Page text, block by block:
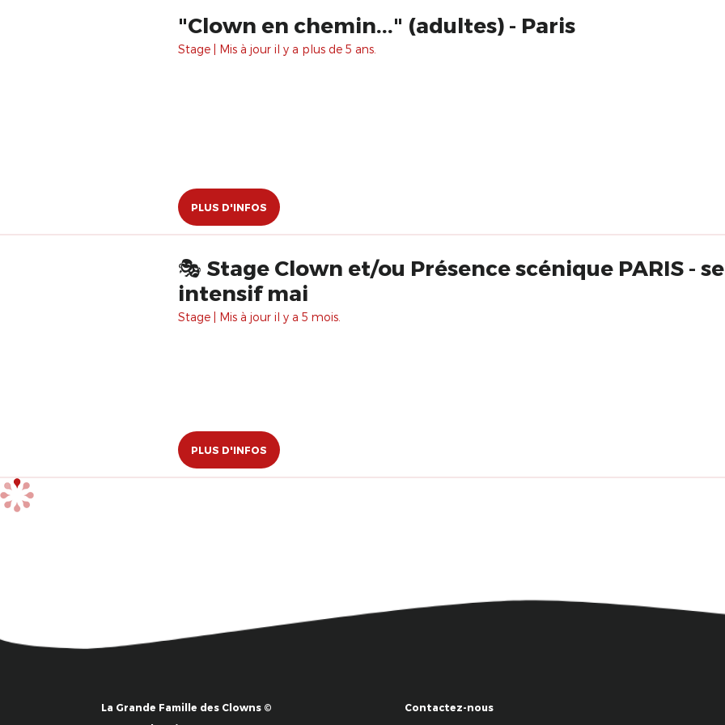
"Clown en chemin..." (adultes) - Paris
Stage | Mis à jour il y a plus de 5 ans.
PLUS D'INFOS
🎭 Stage Clown et/ou Présence scénique PARIS -
intensif mai
Stage | Mis à jour il y a 5 mois.
PLUS D'INFOS
La Grande Famille des Clowns ©
Contactez-nous